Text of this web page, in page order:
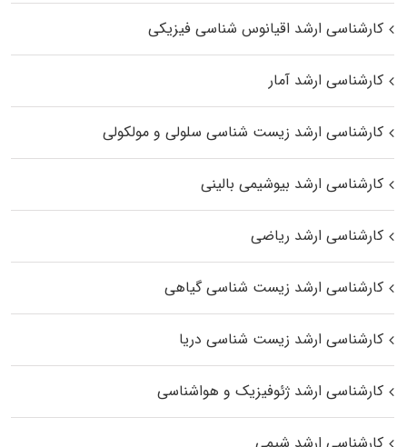
کارشناسی ارشد اقیانوس‌ شناسی فیزیکی
کارشناسی ارشد آمار
کارشناسی ارشد زیست شناسی سلولی و مولکولی
کارشناسی ارشد بیوشیمی بالینی
کارشناسی ارشد ریاضی
کارشناسی ارشد زیست‌ شناسی گیاهی
کارشناسی ارشد زیست‌ شناسی دریا
کارشناسی ارشد ژئوفیزیک و هواشناسی